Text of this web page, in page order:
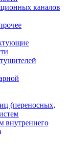
каналов
(переносных,
внутреннего